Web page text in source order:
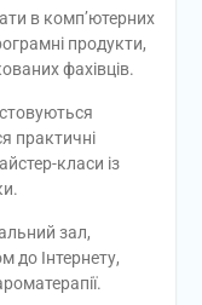
в комп’ютерних
продукти,
фахівців.
практичні
класи із
зал,
до Інтернету,